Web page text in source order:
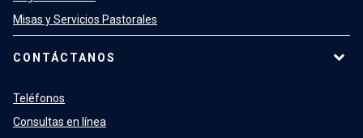
Misas y Servicios Pastorales
CONTÁCTANOS
Teléfonos
Consultas en línea